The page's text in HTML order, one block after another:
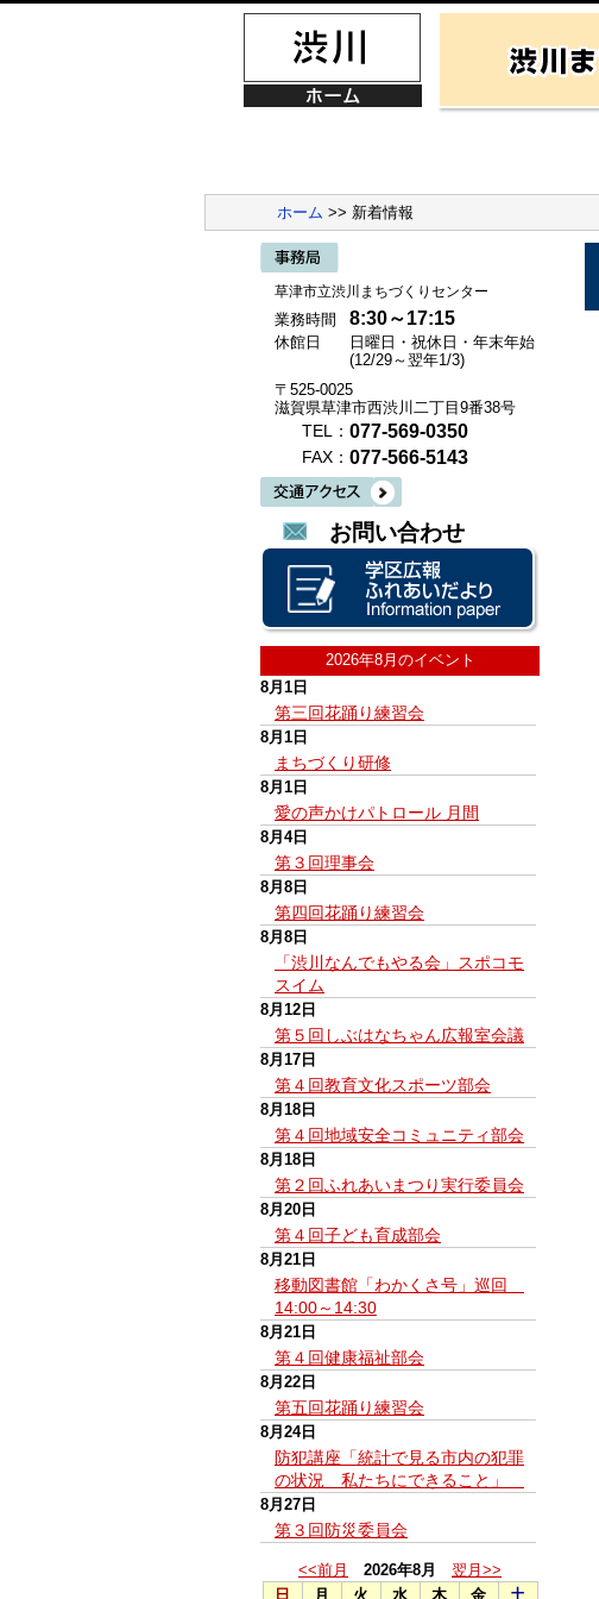
ホーム >> 新着情報
草津市立渋川まちづくりセンター
業務時間 8:30～17:15
休館日
日曜日・祝休日・年末年始
(12/29～翌年1/3)
〒525-0025
滋賀県草津市西渋川二丁目9番38号
TEL： 077-569-0350
FAX： 077-566-5143
お問い合わせ
2026年8月のイベント
8月1日
第三回花踊り練習会
8月1日
まちづくり研修
8月1日
愛の声かけパトロール 月間
8月4日
第３回理事会
8月8日
第四回花踊り練習会
8月8日
「渋川なんでもやる会」スポコモ
スイム
8月12日
第５回しぶはなちゃん広報室会議
8月17日
第４回教育文化スポーツ部会
8月18日
第４回地域安全コミュニティ部会
8月18日
第２回ふれあいまつり実行委員会
8月20日
第４回子ども育成部会
8月21日
移動図書館「わかくさ号」巡回
14:00～14:30
8月21日
第４回健康福祉部会
8月22日
第五回花踊り練習会
8月24日
防犯講座「統計で見る市内の犯罪
の状況 私たちにできること」
8月27日
第３回防災委員会
<<前月 2026年8月
翌月>>
日
月 火 水 木 金 土